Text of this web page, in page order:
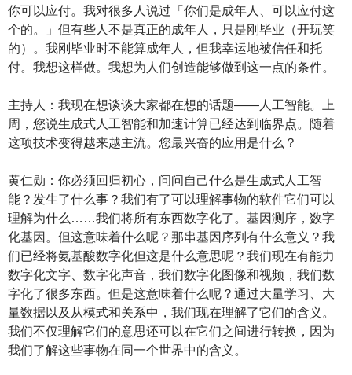
你可以应付。我对很多人说过「你们是成年人、可以应付这
个的。」但有些人不是真正的成年人，只是刚毕业（开玩笑
的）。我刚毕业时不能算成年人，但我幸运地被信任和托
付。我想这样做。我想为人们创造能够做到这一点的条件。
主持人：我现在想谈谈大家都在想的话题——人工智能。上
周，您说生成式人工智能和加速计算已经达到临界点。随着
这项技术变得越来越主流。您最兴奋的应用是什么？
黄仁勋：你必须回归初心，问问自己什么是生成式人工智
能？发生了什么事？我们有了可以理解事物的软件它们可以
理解为什么……我们将所有东西数字化了。基因测序，数字
化基因。但这意味着什么呢？那串基因序列有什么意义？我
们已经将氨基酸数字化但这是什么意思呢？我们现在有能力
数字化文字、数字化声音，我们数字化图像和视频，我们数
字化了很多东西。但是这意味着什么呢？通过大量学习、大
量数据以及从模式和关系中，我们现在理解了它们的含义。
我们不仅理解它们的意思还可以在它们之间进行转换，因为
我们了解这些事物在同一个世界中的含义。